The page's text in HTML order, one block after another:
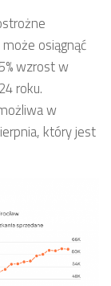
osiągnąć
wzrost w
roku.
w
który jest